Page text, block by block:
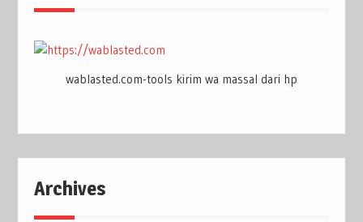
wablasted.com-tools kirim wa massal dari hp
Archives